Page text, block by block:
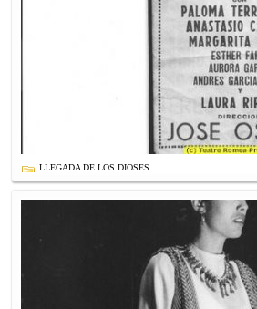
LLEGADA DE LOS DIOSES